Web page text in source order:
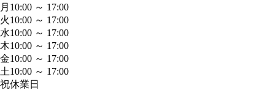
月 10:00 ～ 17:00
火10:00 ～ 17:00
水10:00 ～ 17:00
木10:00 ～ 17:00
金10:00 ～ 17:00
土10:00 ～ 17:00
祝休業日